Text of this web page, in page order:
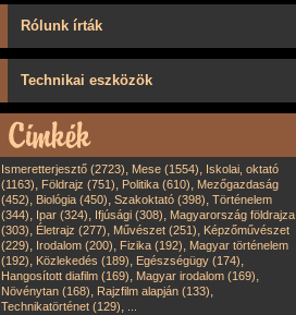
Rólunk írták
Technikai eszközök
Ismeretterjesztő (2723), Mese (1554), Iskolai, oktató
(1163), Földrajz (751), Politika (610), Mezőgazdaság
(452), Biológia (450), Szakoktató (398), Történelem
(344), Ipar (324), Ifjúsági (308), Magyarország földrajza
(303), Életrajz (277), Művészet (251), Képzőművészet
(229), Irodalom (200), Fizika (192), Magyar történelem
(192), Közlekedés (189), Egészségügy (174),
Hangosított diafilm (169), Magyar irodalom (169),
Növénytan (168), Rajzfilm alapján (133),
Technikatörténet (129),